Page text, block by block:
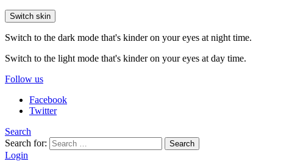
Switch skin
Switch to the dark mode that's kinder on your eyes at night time.
Switch to the light mode that's kinder on your eyes at day time.
Follow us
Facebook
Twitter
Search
Search for:
Search
Login